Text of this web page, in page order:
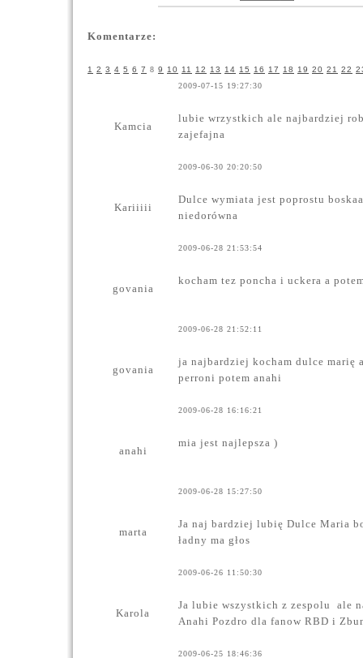
Komentarze:
1 2 3 4 5 6 7 8 9 10 11 12 13 14 15 16 17 18 19 20 21 22
Kamcia
2009-07-15 19:27:30
lubie wrzystkich ale najbardziej
zajefajna
Kariiiii
2009-06-30 20:20:50
Dulce wymiata jest poprostu
niedorówna
govania
2009-06-28 21:53:54
kocham tez poncha i uckera a
govania
2009-06-28 21:52:11
ja najbardziej kocham dulce marię
perroni potem anahi
anahi
2009-06-28 16:16:21
mia jest najlepsza )
marta
2009-06-28 15:27:50
Ja naj bardziej lubię Dulce Maria
ładny ma głos
Karola
2009-06-26 11:50:30
Ja lubie wszystkich z zespolu
ale
Anahi Pozdro dla fanow RBD i
2009-06-25 18:46:36